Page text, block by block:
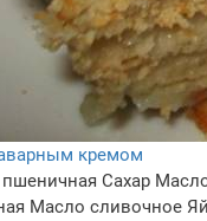
кремом
Сахар
Масло сливочное